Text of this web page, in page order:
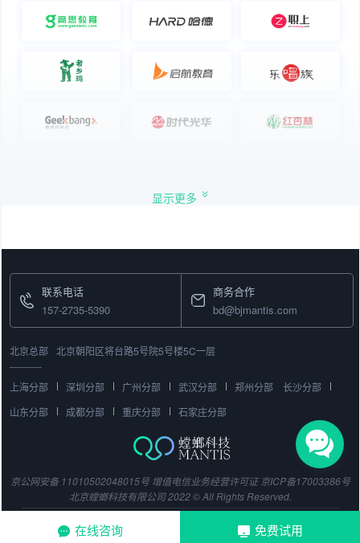
在线咨询 免费试用
显示更多
联系电话
157-2735-5390
商务合作
bd@bjmantis.com
北京总部 北京朝阳区将台路5号院5号楼5C一层
上海分部 深圳分部 广州分部 武汉分部 郑州分部
长沙分部
山东分部
成都分部 重庆分部 石家庄分部
京公网安备 11010502048015号 增值电信业务经营许可证 京ICP备17003386号
北京螳螂科技有限公司 2022 © All Rights Reserved.